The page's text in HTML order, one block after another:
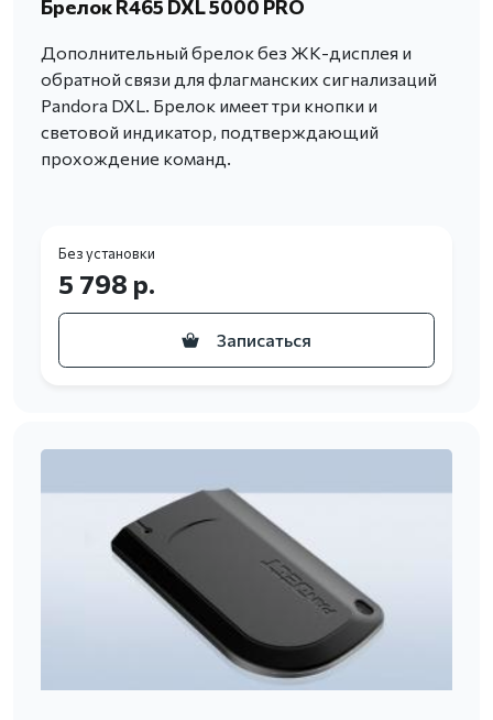
Брелок R465 DXL 5000 PRO
Дополнительный брелок без ЖК-дисплея и
обратной связи для флагманских сигнализаций
Pandora DXL. Брелок имеет три кнопки и
световой индикатор, подтверждающий
прохождение команд.
Без установки
5 798 р.
Записаться